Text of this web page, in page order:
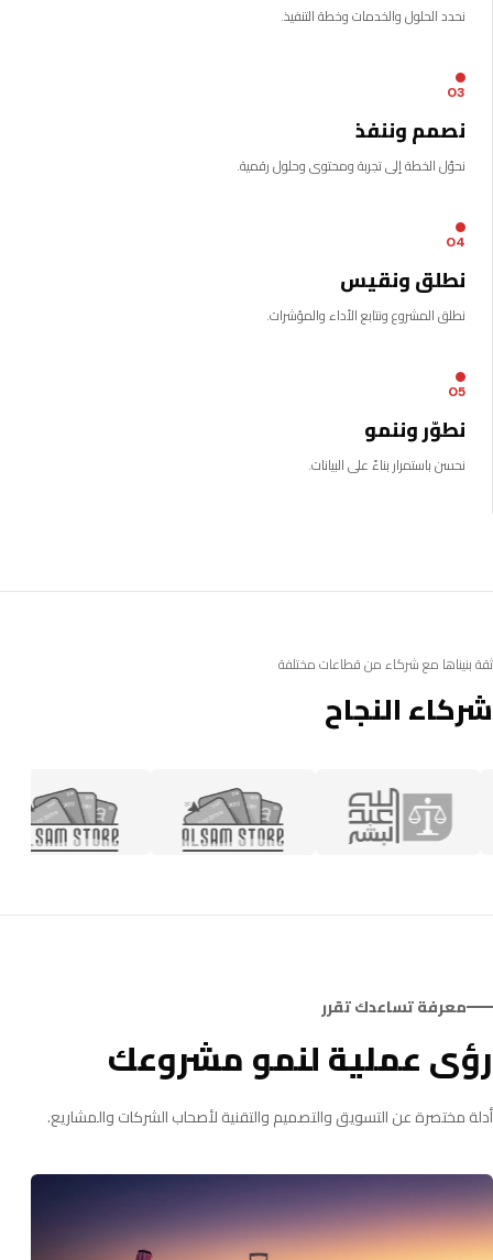
نحدد الحلول والخدمات وخطة التنفيذ.
03
نصمم وننفذ
نحوّل الخطة إلى تجربة ومحتوى وحلول رقمية.
04
نطلق ونقيس
نطلق المشروع ونتابع الأداء والمؤشرات.
05
نطوّر وننمو
نحسن باستمرار بناءً على البيانات.
ثقة بنيناها مع شركاء من قطاعات مختلفة
شركاء النجاح
معرفة تساعدك تقرر
رؤى عملية لنمو مشروعك
أدلة مختصرة عن التسويق والتصميم والتقنية لأصحاب الشركات والمشاريع.